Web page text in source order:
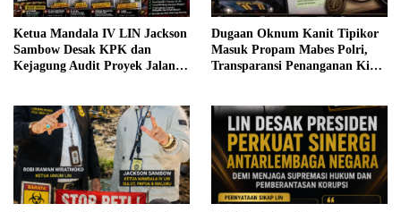
Ketua Mandala IV LIN Jackson
Sambow Desak KPK dan
Kejagung Audit Proyek Jalan
Terkait Jika Terbukti Bersalah.
Dugaan Oknum Kanit Tipikor
Masuk Propam Mabes Polri,
Transparansi Penanganan Kini